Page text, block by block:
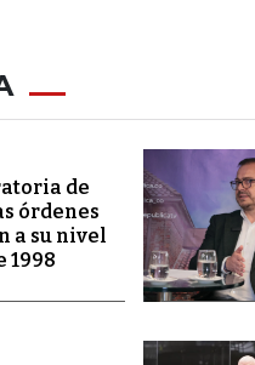
de
órdenes
a su nivel
1998